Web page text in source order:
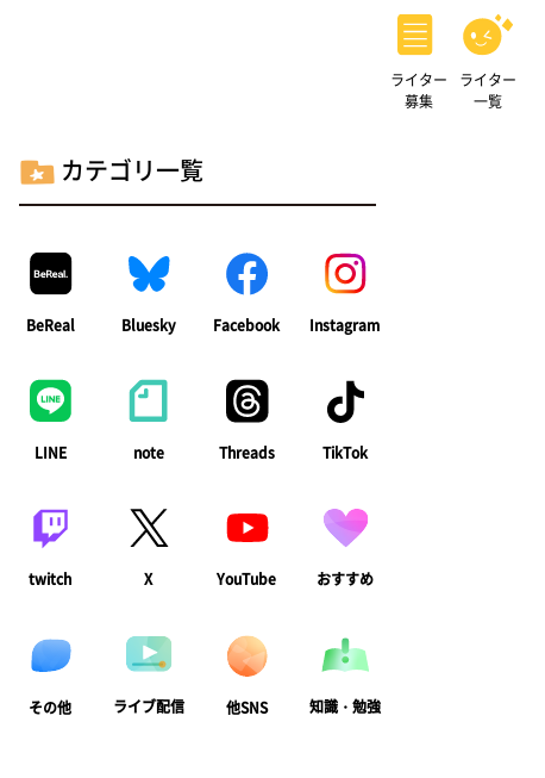
ライター
募集
ライター
一覧
カテゴリ一覧
BeReal Bluesky Facebook Instagram
LINE note Threads TikTok
twitch X YouTube おすすめ
その他 ライブ配信 他SNS 知識・勉強